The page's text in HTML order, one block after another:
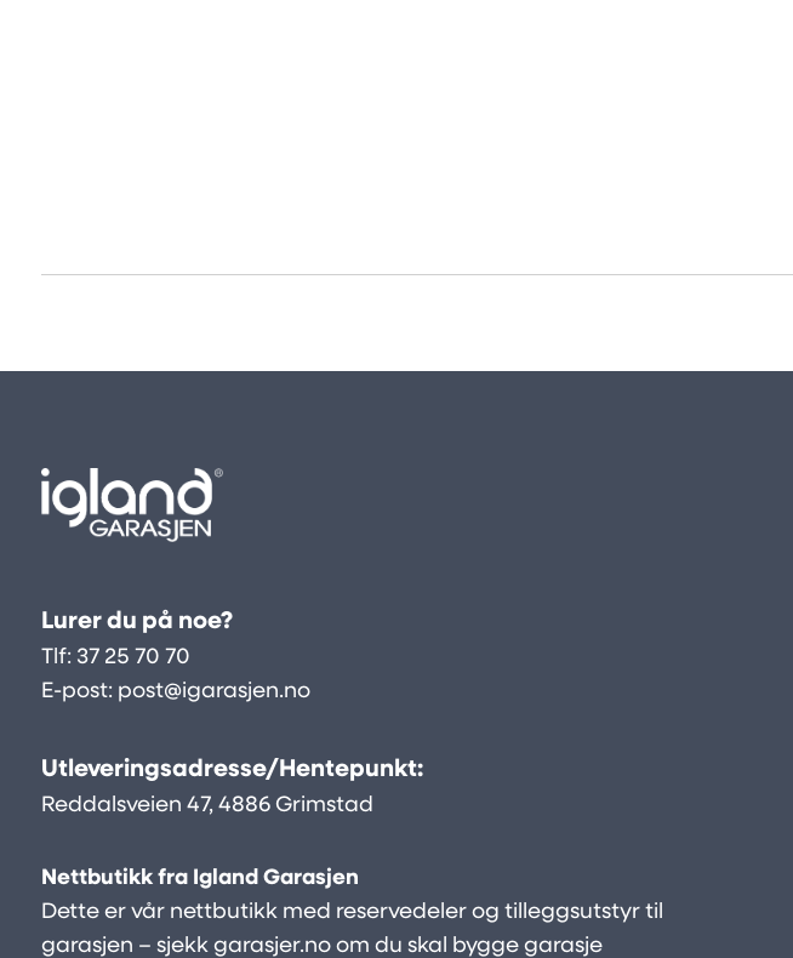
Lurer du på noe?
Tlf: 37 25 70 70
E-post: post@igarasjen.no
Utleveringsadresse/Hentepunkt:
Reddalsveien 47, 4886 Grimstad
Nettbutikk fra Igland Garasjen
Dette er vår nettbutikk med reservedeler og tilleggsutstyr til
garasjen – sjekk garasjer.noom du skal bygge garasje